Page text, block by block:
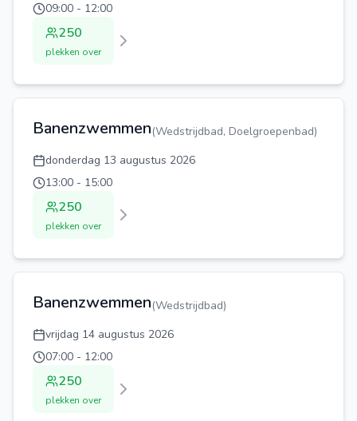
09:00 - 12:00
250
plekken over
Banenzwemmen(Wedstrijdbad, Doelgroepenbad)
donderdag 13 augustus 2026
13:00 - 15:00
250
plekken over
Banenzwemmen(Wedstrijdbad)
vrijdag 14 augustus 2026
07:00 - 12:00
250
plekken over